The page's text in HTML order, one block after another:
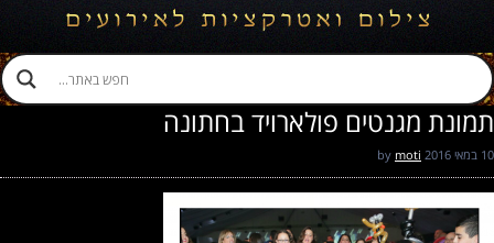
תמונת מגנטים פולארויד בחתונה
10 במאי 2016 moti